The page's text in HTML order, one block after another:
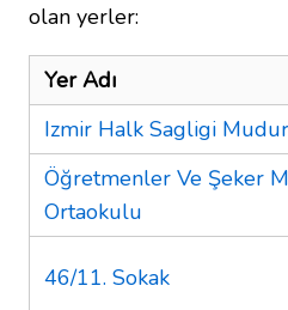
olan yerler:
Yer Adı
Izmir Halk Sagligi
Öğretmenler Ve Şeker
Ortaokulu
46/11. Sokak